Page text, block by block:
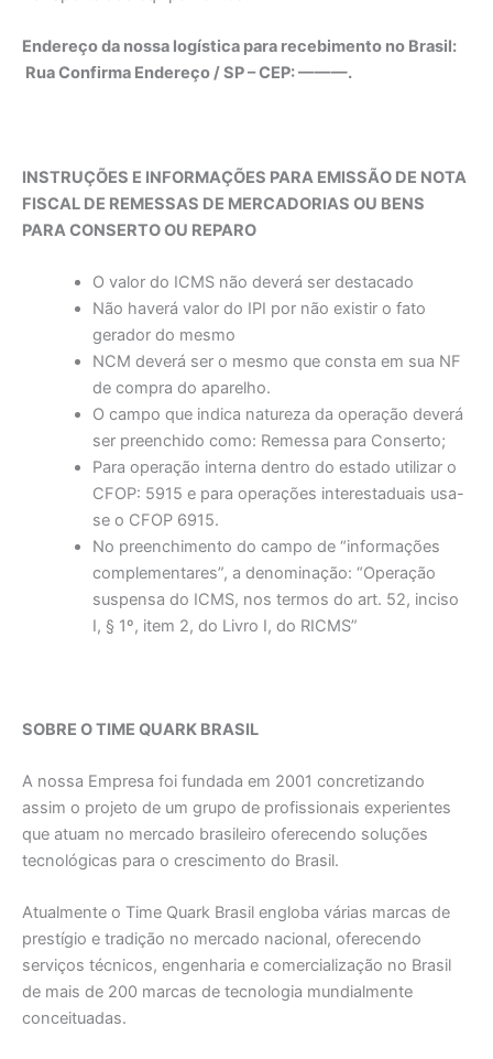
Endereço da nossa logística para recebimento no Brasil:
Rua Confirma Endereço / SP – CEP: ———.
INSTRUÇÕES E INFORMAÇÕES PARA EMISSÃO DE NOTA
FISCAL DE REMESSAS DE MERCADORIAS OU BENS
PARA CONSERTO OU REPARO
O valor do ICMS não deverá ser destacado
Não haverá valor do IPI por não existir o fato
gerador do mesmo
NCM deverá ser o mesmo que consta em sua NF
de compra do aparelho.
O campo que indica natureza da operação deverá
ser preenchido como: Remessa para Conserto;
Para operação interna dentro do estado utilizar o
CFOP: 5915 e para operações interestaduais usa-
se o CFOP 6915.
No preenchimento do campo de “informações
complementares”, a denominação: “Operação
suspensa do ICMS, nos termos do art. 52, inciso
I, § 1º, item 2, do Livro I, do RICMS”
SOBRE O TIME QUARK BRASIL
A nossa Empresa foi fundada em 2001 concretizando
assim o projeto de um grupo de profissionais experientes
que atuam no mercado brasileiro oferecendo soluções
tecnológicas para o crescimento do Brasil.
Atualmente o Time Quark Brasil engloba várias marcas de
prestígio e tradição no mercado nacional, oferecendo
serviços técnicos, engenharia e comercialização no Brasil
de mais de 200 marcas de tecnologia mundialmente
conceituadas.